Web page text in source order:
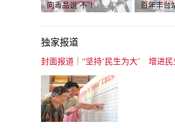
向毒品说“不”！ 百年丰台
独家报道